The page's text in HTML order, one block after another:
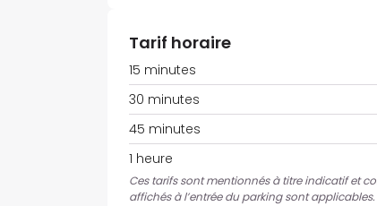
Tarif horaire
15 minutes
30 minutes
45 minutes
1 heure
Ces tarifs sont mentionnés à titre indicatif et
affichés à l’entrée du parking sont applicables.